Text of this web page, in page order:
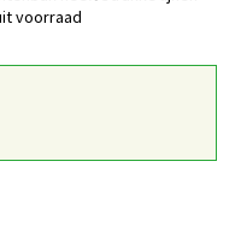
voorraad